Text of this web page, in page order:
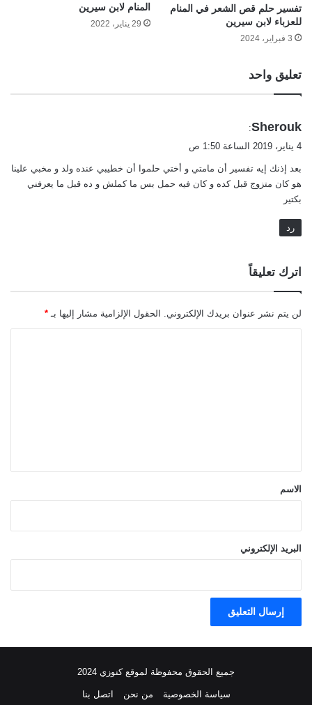
تفسير حلم قص الشعر في المنام
للعزباء لابن سيرين
3 فبراير، 2024
المنام لابن سيرين
29 يناير، 2022
تعليق واحد
ي
ق
ل
Sherouk
:
4 يناير، 2019 الساعة 1:50 ص
بعد إذنك إيه تفسير أن مامتي و أختي حلموا أن خطيبي عنده ولد و مخبي علينا
هو كان متزوج قبل كده و كان فيه حمل بس ما كملش و ده قبل ما يعرفني
بكتير
رد
اترك تعليقاً
لن يتم نشر عنوان بريدك الإلكتروني. الحقول الإلزامية مشار إليها بـ *
*الاسم
البريد الإلكتروني
جميع الحقوق محفوظة لموقع كنوزي 2024
سياسة الخصوصية من نحن اتصل بنا